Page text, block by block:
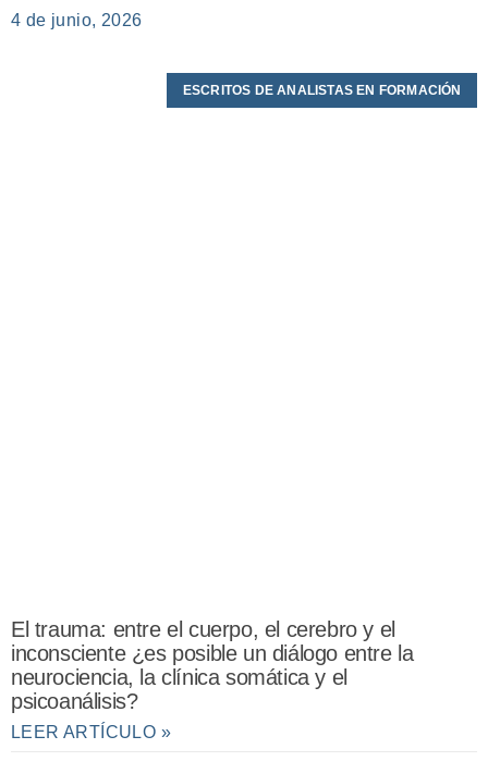
4 de junio, 2026
ESCRITOS DE ANALISTAS EN FORMACIÓN
El trauma: entre el cuerpo, el cerebro y el
inconsciente ¿es posible un diálogo entre la
neurociencia, la clínica somática y el
psicoanálisis?
LEER ARTÍCULO »